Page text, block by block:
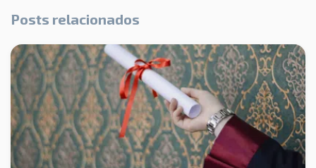
Posts relacionados